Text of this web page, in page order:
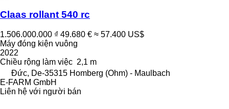
Claas rollant 540 rc
1.506.000.000 ₫ 49.680 € ≈ 57.400 US$
Máy đóng kiện vuông
2022
Chiều rộng làm việc 2,1 m
Đức, De-35315 Homberg (Ohm) - Maulbach
E-FARM GmbH
Liên hệ với người bán